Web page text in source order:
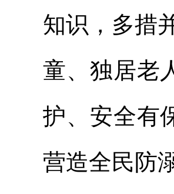
知识，多措
童、独居老
护、安全有
营造全民防